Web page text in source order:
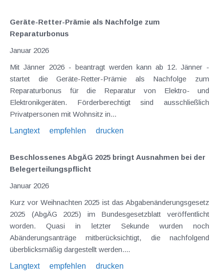
Geräte-Retter-Prämie als Nachfolge zum
Reparaturbonus
Januar 2026
Mit Jänner 2026 - beantragt werden kann ab 12. Jänner -
startet die Geräte-Retter-Prämie als Nachfolge zum
Reparaturbonus für die Reparatur von Elektro- und
Elektronikgeräten. Förderberechtigt sind ausschließlich
Privatpersonen mit Wohnsitz in...
Langtext
empfehlen drucken
Beschlossenes AbgÄG 2025 bringt Ausnahmen bei der
Belegerteilungspflicht
Januar 2026
Kurz vor Weihnachten 2025 ist das Abgabenänderungsgesetz
2025 (AbgÄG 2025) im Bundesgesetzblatt veröffentlicht
worden. Quasi in letzter Sekunde wurden noch
Abänderungsanträge mitberücksichtigt, die nachfolgend
überblicksmäßig dargestellt werden....
Langtext
empfehlen drucken